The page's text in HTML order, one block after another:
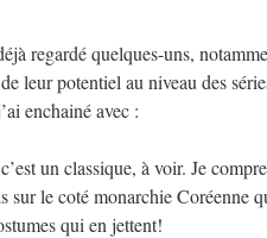
regardé quelques-uns,
leur potentiel au niveau des
enchainé avec :
un classique, à voir. Je
sur le coté monarchie Coréenne
qui en jettent!